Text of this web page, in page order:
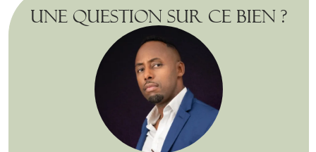
Une question sur ce bien ?